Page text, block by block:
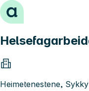
Hopp til innhold
Heimetenestene,